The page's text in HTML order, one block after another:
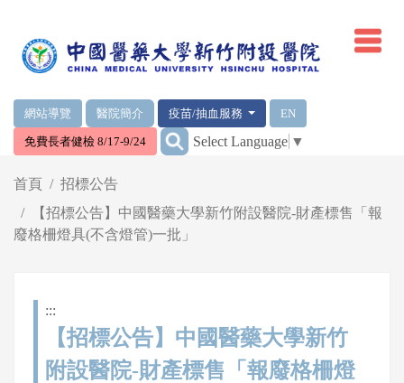
網站導覽 醫院簡介 疫苗/抽血服務 EN
免費長者健檢 8/17-9/24 ::: Select Language ▼
首頁
招標公告
【招標公告】中國醫藥大學新竹附設醫院-財產標售「報
廢格柵燈具(不含燈管)一批」
:::
【招標公告】中國醫藥大學新竹
附設醫院-財產標售「報廢格柵燈